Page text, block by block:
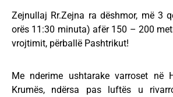
Zejnullaj Rr.Zejna ra dëshmor, më 3
orës 11:30 minuta) afër 150 – 200
vrojtimit, përballë Pashtrikut!
Me nderime ushtarake varroset në
Krumës, ndërsa pas luftës u